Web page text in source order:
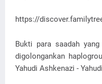
https://
Bukti para saadah
digolongankan
Yahudi Ashkenazi -